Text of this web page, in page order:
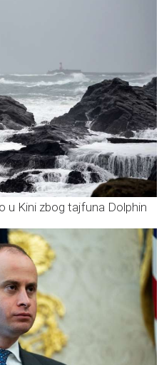
u Kini zbog tajfuna Dolphin